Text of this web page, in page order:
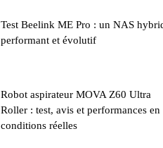
Test Beelink ME Pro : un NAS
performant et évolutif
Robot aspirateur MOVA Z60 Ultra
Roller : test, avis et performances en
conditions réelles